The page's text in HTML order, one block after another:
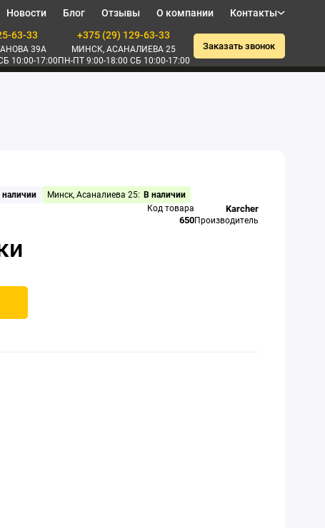
Новости Блог Отзывы О компании Контакты
63-33
39А
10:00-17:00
+375 (29) 129-63-33
МИНСК, АСАНАЛИЕВА 25
ПН-ПТ 9:00-18:00 СБ 10:00-17:00
Заказать звонок
наличии Минск, Асаналиева 25: В наличии
Код товара
650
Karcher
Производитель